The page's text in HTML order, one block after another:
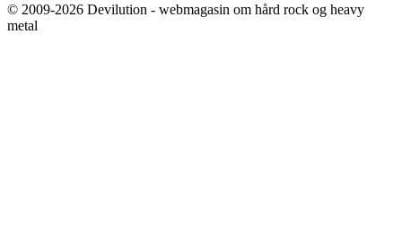
© 2009-2026 Devilution - webmagasin om hård rock og heavy
metal